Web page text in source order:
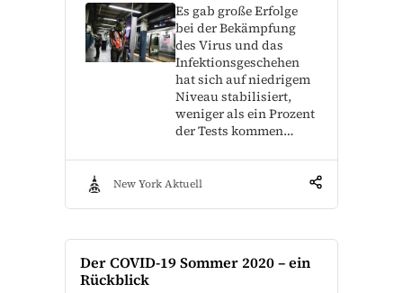
Es gab große Erfolge
bei der Bekämpfung
des Virus und das
Infektionsgeschehen
hat sich auf niedrigem
Niveau stabilisiert,
weniger als ein Prozent
der Tests kommen…
New York Aktuell
Der COVID-19 Sommer 2020 – ein
Rückblick